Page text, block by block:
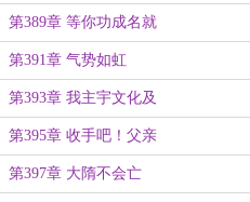
第389章 等你功成名就
第391章 气势如虹
第393章 我主宇文化及
第395章 收手吧！父亲
第397章 大隋不会亡